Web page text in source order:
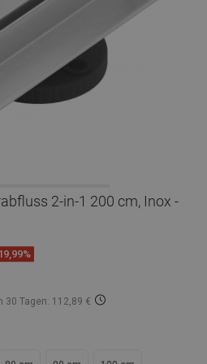
2-in-1 200 cm, Inox -
30 Tagen: 112,89 €